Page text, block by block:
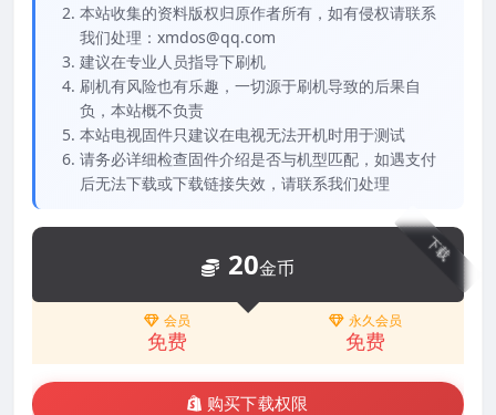
本站收集的资料版权归原作者所有，如有侵权请联系
我们处理：xmdos@qq.com
建议在专业人员指导下刷机
刷机有风险也有乐趣，一切源于刷机导致的后果自
负，本站概不负责
本站电视固件只建议在电视无法开机时用于测试
请务必详细检查固件介绍是否与机型匹配，如遇支付
后无法下载或下载链接失效，请联系我们处理
下载
20金币
会员
免费
永久会员
免费
购买下载权限